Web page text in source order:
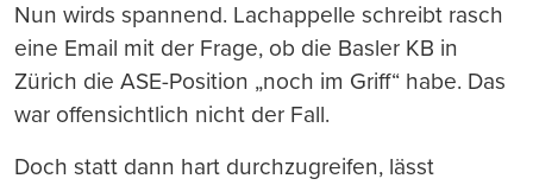
Nun wirds spannend. Lachappelle schreibt rasch
eine Email mit der Frage, ob die Basler KB in
Zürich die ASE-Position „noch im Griff“ habe. Das
war offensichtlich nicht der Fall.
Doch statt dann hart durchzugreifen, lässt